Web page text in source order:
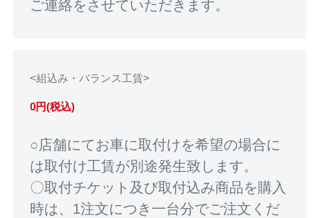
ご連絡をさせていただきます。
<組込み・バランス工賃>
0円(税込)
○店舗にてお車に取付けを希望の場合に
は取付け工賃が別途発生致します。
〇取付チケット及び取付込み商品を購入
時は、1注文につき一台分でご注文くだ